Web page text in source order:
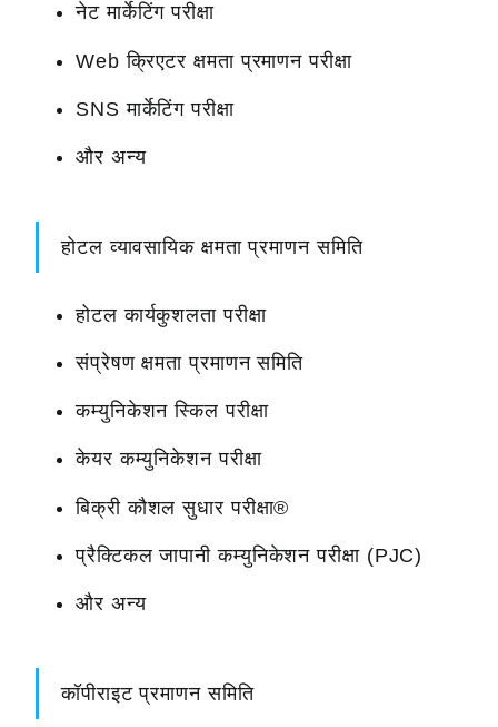
नेट मार्केटिंग परीक्षा
Web क्रिएटर क्षमता प्रमाणन परीक्षा
SNS मार्केटिंग परीक्षा
और अन्य
होटल व्यावसायिक क्षमता प्रमाणन समिति
होटल कार्यकुशलता परीक्षा
संप्रेषण क्षमता प्रमाणन समिति
कम्युनिकेशन स्किल परीक्षा
केयर कम्युनिकेशन परीक्षा
बिक्री कौशल सुधार परीक्षा®
प्रैक्टिकल जापानी कम्युनिकेशन परीक्षा (PJC)
और अन्य
कॉपीराइट प्रमाणन समिति